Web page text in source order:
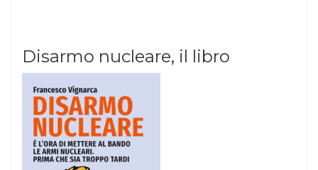
Disarmo nucleare, il libro